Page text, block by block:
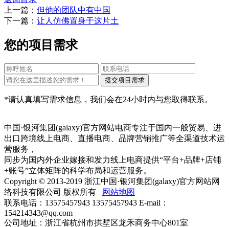
上一篇： 但他的团队中有中国
下一篇： 让人仿佛置身于这片土
您的项目需求
*请认真填写需求信息，我们会在24小时内与您取得联系。
中国·银河集团(galaxy)官方网站电商专注于国内一般贸易、进
出口跨境线上电商、直播电商、品牌营销推广等全渠道技术运
营服务，
同步为国内外企业嫁接和发力线上电商提供“平台+品牌+店铺
+账号”立体矩阵的科学布局和运营服务。
Copyright © 2013-2019 浙江中国·银河集团(galaxy)官方网站网
络科技有限公司 版权所有
网站地图
联系电话：13575457943 13575457943 E-mail：
154214343@qq.com
公司地址：浙江省杭州市拱墅区龙禾商务中心801室